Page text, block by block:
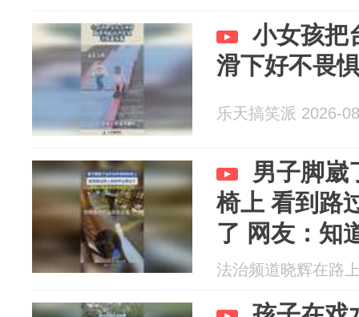
小女孩把
滑下好不畏
乐天搞笑派 2026-
男子脚崴
椅上 看到路
了 网友：知
法治频道晓辉在路